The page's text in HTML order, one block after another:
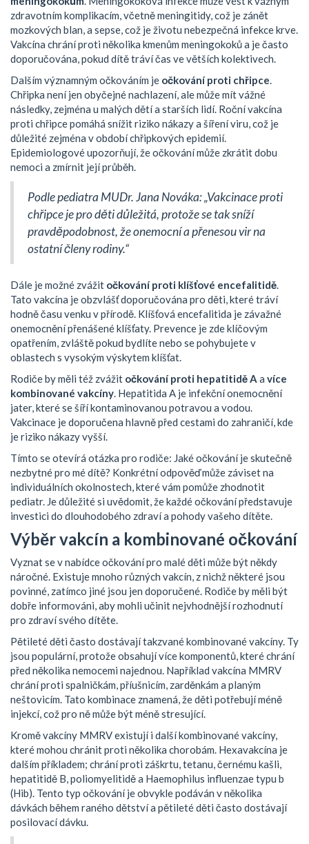
zdravotním komplikacím, včetně meningitidy, což je zánět
mozkových blan, a sepse, což je životu nebezpečná infekce krve.
Vakcína chrání proti několika kmenům meningokoků a je často
doporučována, pokud dítě tráví čas ve větších kolektivech.
Dalším významným očkováním je očkování proti chřipce.
Chřipka není jen obyčejné nachlazení, ale může mít vážné
následky, zejména u malých dětí a starších lidí. Roční vakcína
proti chřipce pomáhá snížit riziko nákazy a šíření viru, což je
důležité zejména v období chřipkových epidemií.
Epidemiologové upozorňují, že očkování může zkrátit dobu
nemoci a zmírnit její průběh.
Podle pediatra MUDr. Jana Nováka: „Vakcinace proti
chřipce je pro děti důležitá, protože se tak sníží
pravděpodobnost, že onemocní a přenesou vir na
ostatní členy rodiny.“
Dále je možné zvážit očkování proti klíšťové encefalitidě.
Tato vakcína je obzvlášť doporučována pro děti, které tráví
hodně času venku v přírodě. Klíšťová encefalitida je závažné
onemocnění přenášené klíšťaty. Prevence je zde klíčovým
opatřením, zvláště pokud bydlíte nebo se pohybujete v
oblastech s vysokým výskytem klíšťat.
Rodiče by měli též zvážit očkování proti hepatitidě A a více
kombinované vakcíny. Hepatitida A je infekční onemocnění
jater, které se šíří kontaminovanou potravou a vodou.
Vakcinace je doporučena hlavně před cestami do zahraničí, kde
je riziko nákazy vyšší.
Tímto se otevírá otázka pro rodiče: Jaké očkování je skutečně
nezbytné pro mé dítě? Konkrétní odpověď může záviset na
individuálních okolnostech, které vám pomůže zhodnotit
pediatr. Je důležité si uvědomit, že každé očkování představuje
investici do dlouhodobého zdraví a pohody vašeho dítěte.
Výběr vakcín a kombinované očkování
Vyznat se v nabídce očkování pro malé děti může být někdy
náročné. Existuje mnoho různých vakcín, z nichž některé jsou
povinné, zatímco jiné jsou jen doporučené. Rodiče by měli být
dobře informováni, aby mohli učinit nejvhodnější rozhodnutí
pro zdraví svého dítěte.
Pětileté děti často dostávají takzvané kombinované vakcíny. Ty
jsou populární, protože obsahují více komponentů, které chrání
před několika nemocemi najednou. Například vakcína MMRV
chrání proti spalničkám, příušnicím, zarděnkám a planým
neštovicím. Tato kombinace znamená, že děti potřebují méně
injekcí, což pro ně může být méně stresující.
Kromě vakcíny MMRV existují i další kombinované vakcíny,
které mohou chránit proti několika chorobám. Hexavakcína je
dalším příkladem; chrání proti záškrtu, tetanu, černému kašli,
hepatitidě B, poliomyelitidě a Haemophilus influenzae typu b
(Hib). Tento typ očkování je obvykle podáván v několika
dávkách během raného dětství a pětileté děti často dostávají
posilovací dávku.